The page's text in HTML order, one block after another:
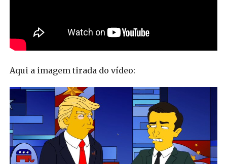
Aqui a imagem tirada do vídeo: